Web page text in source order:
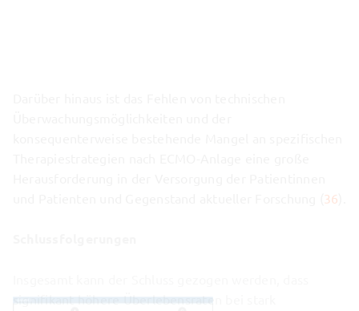
36
signifikant höhere Überlebensraten bei stark